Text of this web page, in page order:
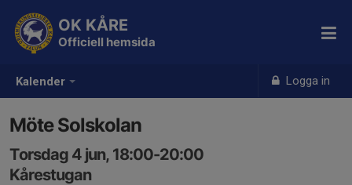
Kalender Logga in
OK KÅRE
Officiell hemsida
Möte Solskolan
Torsdag 4 jun, 18:00-20:00
Kårestugan